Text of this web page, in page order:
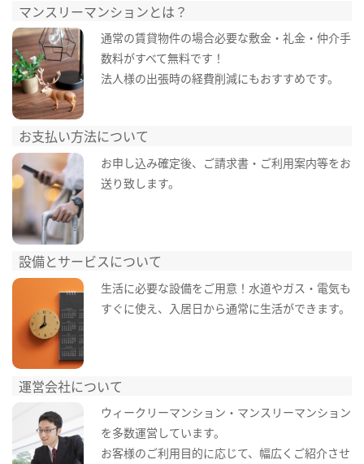
マンスリーマンションとは？
通常の賃貸物件の場合必要な敷金・礼金・仲介手
数料がすべて無料です！
法人様の出張時の経費削減にもおすすめです。
お支払い方法について
お申し込み確定後、ご請求書・ご利用案内等をお
送り致します。
設備とサービスについて
生活に必要な設備をご用意！水道やガス・電気も
すぐに使え、入居日から通常に生活ができます。
運営会社について
ウィークリーマンション・マンスリーマンション
を多数運営しています。
お客様のご利用目的に応じて、幅広くご紹介させ